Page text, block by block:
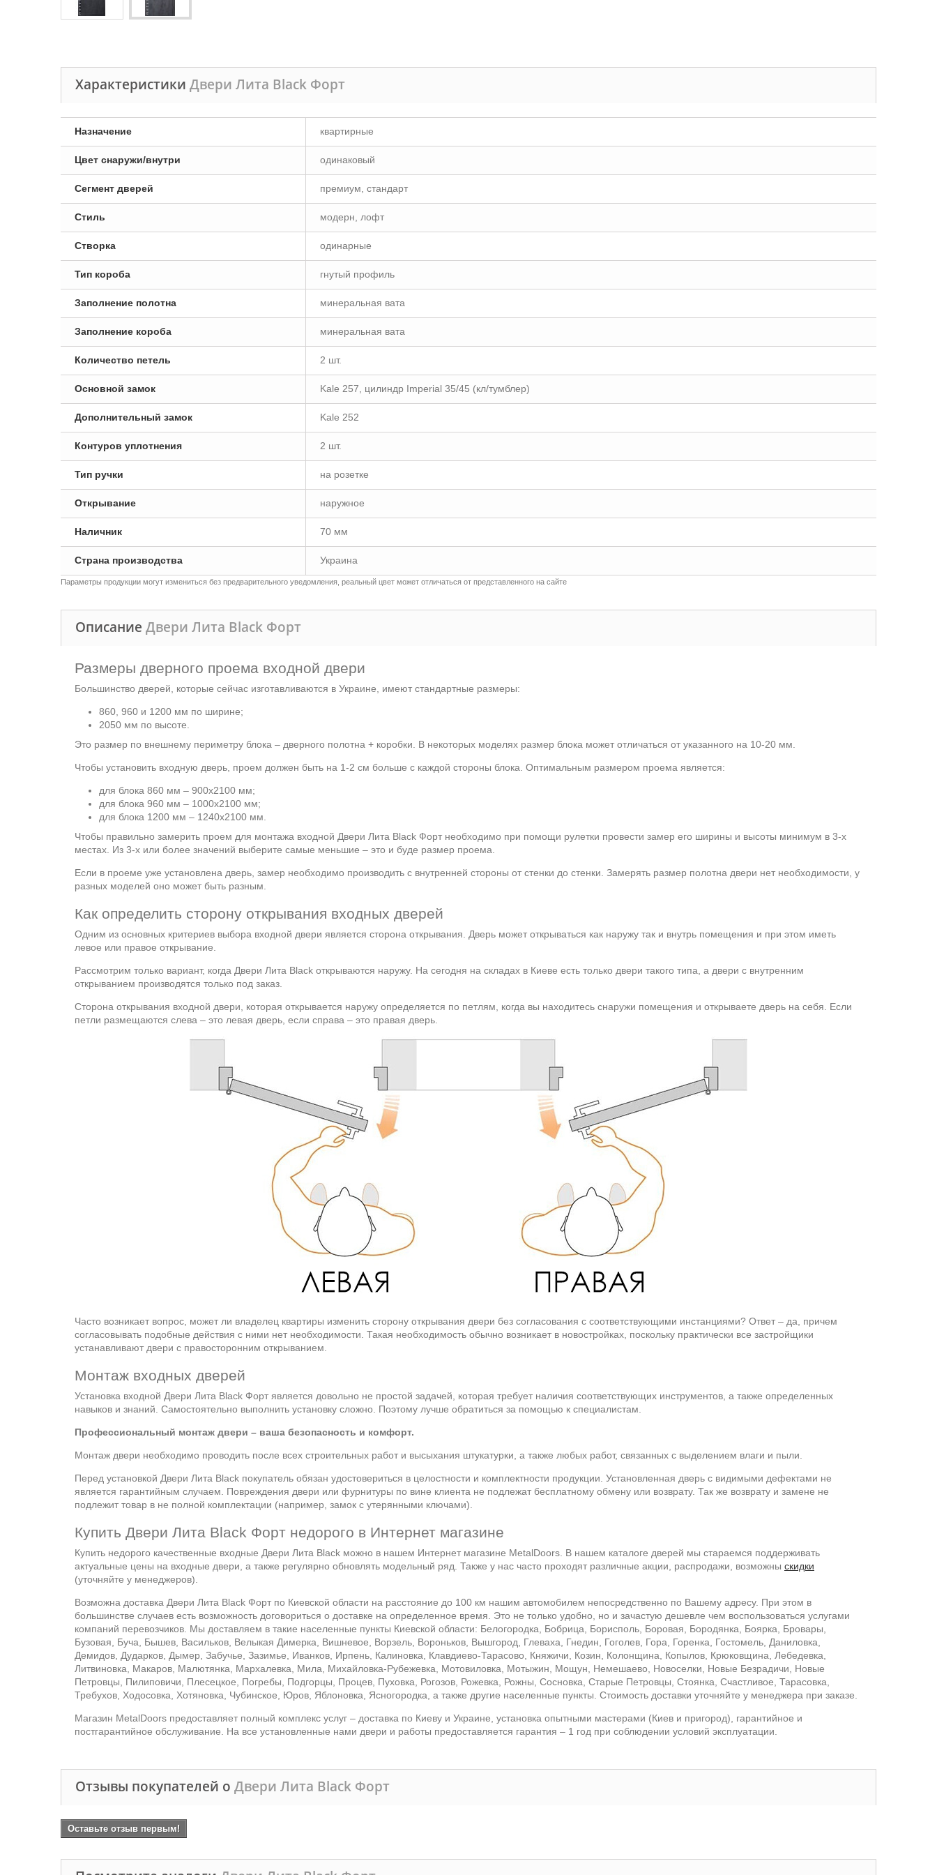
Характеристики Двери Лита Black Форт
Назначение квартирные
Цвет снаружи/внутри одинаковый
Сегмент дверей премиум, стандарт
Стиль модерн, лофт
Створка одинарные
Тип короба гнутый профиль
Заполнение полотна минеральная вата
Заполнение короба минеральная вата
Количество петель 2 шт.
Основной замок Kale 257, цилиндр Imperial 35/45 (кл/тумблер)
Дополнительный замок Kale 252
Контуров уплотнения 2 шт.
Тип ручки на розетке
Открывание наружное
Наличник 70 мм
Страна производства Украина
Параметры продукции могут измениться без предварительного уведомления, реальный цвет может отличаться от представленного на сайте
Описание Двери Лита Black Форт
Размеры дверного проема входной двери
Большинство дверей, которые сейчас изготавливаются в Украине, имеют стандартные размеры:
860, 960 и 1200 мм по ширине;
2050 мм по высоте.
Это размер по внешнему периметру блока – дверного полотна + коробки. В некоторых моделях размер блока может отличаться от указанного на 10-20 мм.
Чтобы установить входную дверь, проем должен быть на 1-2 см больше с каждой стороны блока. Оптимальным размером проема является:
для блока 860 мм – 900х2100 мм;
для блока 960 мм – 1000х2100 мм;
для блока 1200 мм – 1240х2100 мм.
Чтобы правильно замерить проем для монтажа входной Двери Лита Black Форт необходимо при помощи рулетки провести замер его ширины и высоты минимум в 3-х
местах. Из 3-х или более значений выберите самые меньшие – это и буде размер проема.
Если в проеме уже установлена дверь, замер необходимо производить с внутренней стороны от стенки до стенки. Замерять размер полотна двери нет необходимости, у
разных моделей оно может быть разным.
Как определить сторону открывания входных дверей
Одним из основных критериев выбора входной двери является сторона открывания. Дверь может открываться как наружу так и внутрь помещения и при этом иметь
левое или правое открывание.
Рассмотрим только вариант, когда Двери Лита Black открываются наружу. На сегодня на складах в Киеве есть только двери такого типа, а двери с внутренним
открыванием производятся только под заказ.
Сторона открывания входной двери, которая открывается наружу определяется по петлям, когда вы находитесь снаружи помещения и открываете дверь на себя. Если
петли размещаются слева – это левая дверь, если справа – это правая дверь.
Часто возникает вопрос, может ли владелец квартиры изменить сторону открывания двери без согласования с соответствующими инстанциями? Ответ – да, причем
согласовывать подобные действия с ними нет необходимости. Такая необходимость обычно возникает в новостройках, поскольку практически все застройщики
устанавливают двери с правосторонним открыванием.
Монтаж входных дверей
Установка входной Двери Лита Black Форт является довольно не простой задачей, которая требует наличия соответствующих инструментов, а также определенных
навыков и знаний. Самостоятельно выполнить установку сложно. Поэтому лучше обратиться за помощью к специалистам.
Профессиональный монтаж двери – ваша безопасность и комфорт.
Монтаж двери необходимо проводить после всех строительных работ и высыхания штукатурки, а также любых работ, связанных с выделением влаги и пыли.
Перед установкой Двери Лита Black покупатель обязан удостовериться в целостности и комплектности продукции. Установленная дверь с видимыми дефектами не
является гарантийным случаем. Повреждения двери или фурнитуры по вине клиента не подлежат бесплатному обмену или возврату. Так же возврату и замене не
подлежит товар в не полной комплектации (например, замок с утерянными ключами).
Купить Двери Лита Black Форт недорого в Интернет магазине
Купить недорого качественные входные Двери Лита Black можно в нашем Интернет магазине MetalDoors. В нашем каталоге дверей мы стараемся поддерживать
актуальные цены на входные двери, а также регулярно обновлять модельный ряд. Также у нас часто проходят различные акции, распродажи, возможны скидки
(уточняйте у менеджеров).
Возможна доставка Двери Лита Black Форт по Киевской области на расстояние до 100 км нашим автомобилем непосредственно по Вашему адресу. При этом в
большинстве случаев есть возможность договориться о доставке на определенное время. Это не только удобно, но и зачастую дешевле чем воспользоваться услугами
компаний перевозчиков. Мы доставляем в такие населенные пункты Киевской области: Белогородка, Бобрица, Борисполь, Боровая, Бородянка, Боярка, Бровары,
Бузовая, Буча, Бышев, Васильков, Велыкая Димерка, Вишневое, Ворзель, Вороньков, Вышгород, Глеваха, Гнедин, Гоголев, Гора, Горенка, Гостомель, Даниловка,
Демидов, Дударков, Дымер, Забучье, Зазимье, Иванков, Ирпень, Калиновка, Клавдиево-Тарасово, Княжичи, Козин, Колонщина, Копылов, Крюковщина, Лебедевка,
Литвиновка, Макаров, Малютянка, Мархалевка, Мила, Михайловка-Рубежевка, Мотовиловка, Мотыжин, Мощун, Немешаево, Новоселки, Новые Безрадичи, Новые
Петровцы, Пилиповичи, Плесецкое, Погребы, Подгорцы, Процев, Пуховка, Рогозов, Рожевка, Рожны, Сосновка, Старые Петровцы, Стоянка, Счастливое, Тарасовка,
Требухов, Ходосовка, Хотяновка, Чубинское, Юров, Яблоновка, Ясногородка, а также другие населенные пункты. Стоимость доставки уточняйте у менеджера при заказе.
Магазин MetalDoors предоставляет полный комплекс услуг – доставка по Киеву и Украине, установка опытными мастерами (Киев и пригород), гарантийное и
постгарантийное обслуживание. На все установленные нами двери и работы предоставляется гарантия – 1 год при соблюдении условий эксплуатации.
Отзывы покупателей о Двери Лита Black Форт
Оставьте отзыв первым!